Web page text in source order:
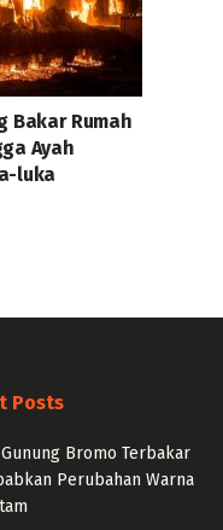
Bakar Rumah
Ayah
luka
Posts
Gunung Bromo Terbakar
Perubahan Warna